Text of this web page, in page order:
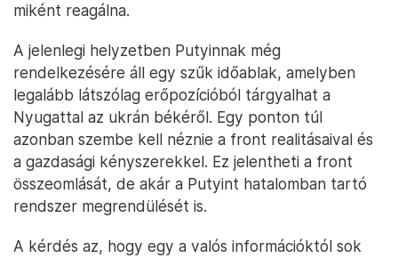
miként reagálna.
A jelenlegi helyzetben Putyinnak még
rendelkezésére áll egy szűk időablak, amelyben
legalább látszólag erőpozícióból tárgyalhat a
Nyugattal az ukrán békéről. Egy ponton túl
azonban szembe kell néznie a front realitásaival és
a gazdasági kényszerekkel. Ez jelentheti a front
összeomlását, de akár a Putyint hatalomban tartó
rendszer megrendülését is.
A kérdés az, hogy egy a valós információktól sok